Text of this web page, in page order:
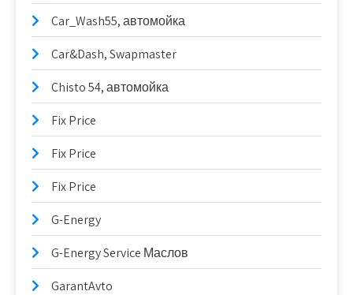
Car_Wash55, автомойка
Car&Dash, Swapmaster
Chisto 54, автомойка
Fix Price
Fix Price
Fix Price
G-Energy
G-Energy Service Маслов
GarantAvto